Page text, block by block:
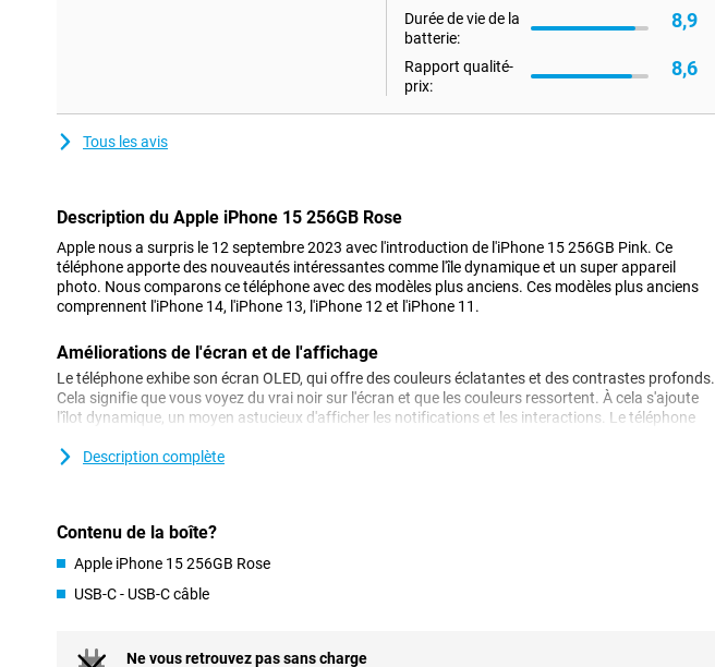
Durée de vie de la
batterie:
8,9
Rapport qualité-
prix:
8,6
Tous les avis
Description du Apple iPhone 15 256GB Rose
Apple nous a surpris le 12 septembre 2023 avec l'introduction de l'iPhone 15 256GB Pink. Ce
téléphone apporte des nouveautés intéressantes comme l'île dynamique et un super appareil
photo. Nous comparons ce téléphone avec des modèles plus anciens. Ces modèles plus anciens
comprennent l'iPhone 14, l'iPhone 13, l'iPhone 12 et l'iPhone 11.
Améliorations de l'écran et de l'affichage
Le téléphone exhibe son écran OLED, qui offre des couleurs éclatantes et des contrastes profonds.
Cela signifie que vous voyez du vrai noir sur l'écran et que les couleurs ressortent. À cela s'ajoute
l'îlot dynamique, un moyen astucieux d'afficher les notifications et les interactions. Le téléphone
l'appareil photo de manière à ce que les couleurs et les détails soient très réalistes. Chaque photo
Performance : Rapide et efficace
besoin de la recharger en permanence.
Description complète
Contenu de la boîte?
Apple iPhone 15 256GB Rose
USB-C - USB-C câble
Ne vous retrouvez pas sans charge